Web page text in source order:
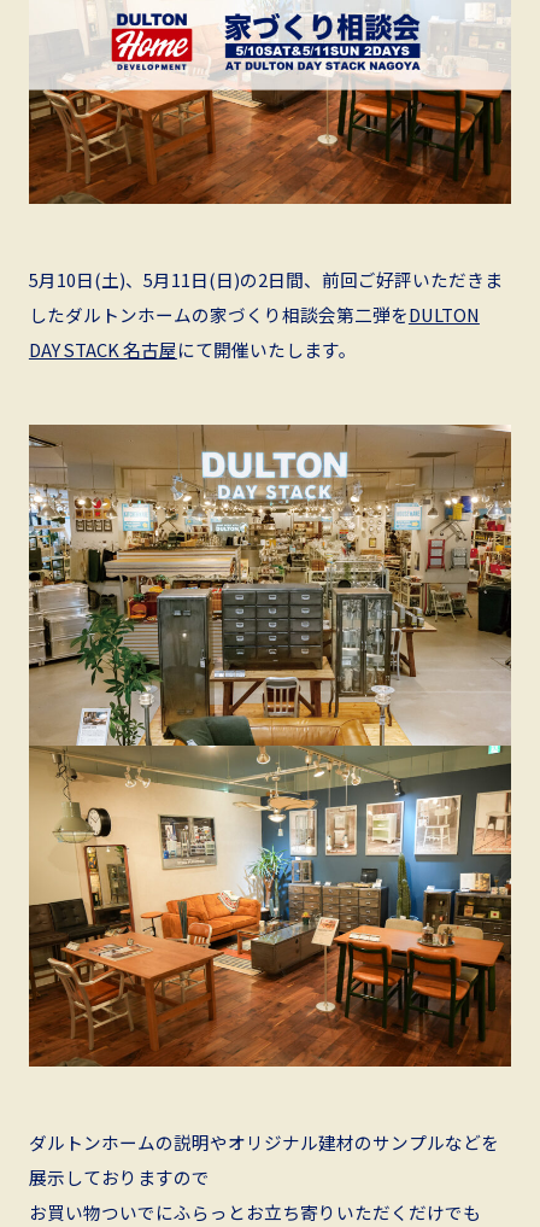
5月10日(土)、5月11日(日)の2日間、前回ご好評いただきま
したダルトンホームの家づくり相談会第二弾をDULTON
DAY STACK 名古屋にて開催いたします。
ダルトンホームの説明やオリジナル建材のサンプルなどを
展示しておりますので
お買い物ついでにふらっとお立ち寄りいただくだけでも